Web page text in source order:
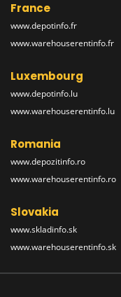
France
www.depotinfo.fr
www.warehouserentinfo.fr
Luxembourg
www.depotinfo.lu
www.warehouserentinfo.lu
Romania
www.depozitinfo.ro
www.warehouserentinfo.ro
Slovakia
www.skladinfo.sk
www.warehouserentinfo.sk